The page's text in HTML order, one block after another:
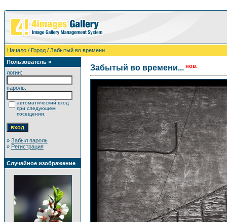
Начало / Город / Забытый во времени...
Пользователь »
логин:
пароль:
автоматический вход
при следующем
посещении.
» Забыл пароль
» Регистрация
Случайное изображение
Забытый во времени... нов.